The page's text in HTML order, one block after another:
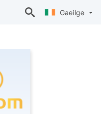
Gaeilge